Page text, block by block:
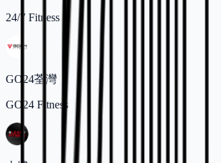
24/7 Fitness
GO24荃灣
GO24 Fitness